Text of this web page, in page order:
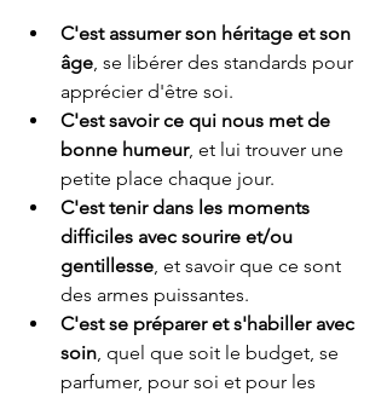
C'est assumer son héritage et son
âge, se libérer des standards pour
apprécier d'être soi.
C'est savoir ce qui nous met de
bonne humeur, et lui trouver une
petite place chaque jour.
C'est tenir dans les moments
difficiles avec sourire et/ou
gentillesse, et savoir que ce sont
des armes puissantes.
C'est se préparer et s'habiller avec
soin, quel que soit le budget, se
parfumer, pour soi et pour les